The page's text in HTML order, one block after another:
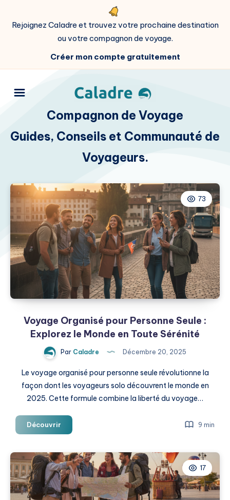
Rejoignez Caladre et trouvez votre prochaine destination
ou votre compagnon de voyage.
Créer mon compte gratuitement
Compagnon de Voyage
Guides, Conseils et Communauté de
Voyageurs.
73
Voyage Organisé pour Personne Seule :
Explorez le Monde en Toute Sérénité
Par Caladre Décembre 20, 2025
Le voyage organisé pour personne seule révolutionne la
façon dont les voyageurs solo découvrent le monde en
2025. Cette formule combine la liberté du voyage…
Découvrir
Organisé
Personne
Seule
:
Explorez
9 min
17